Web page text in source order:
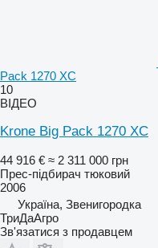
Pack 1270 XC
10
ВІДЕО
Krone Big Pack 1270 XC
44 916 € ≈ 2 311 000 грн
Прес-підбирач тюковий
2006
Україна, Звенигородка
ТриДаАгро
Зв'язатися з продавцем